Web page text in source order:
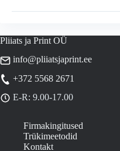
kogus
Pliiats ja Print OÜ
info@pliiatsjaprint.ee
+372 5568 2671
E-R: 9.00-17.00
Firmakingitused
Trükimeetodid
Kontakt